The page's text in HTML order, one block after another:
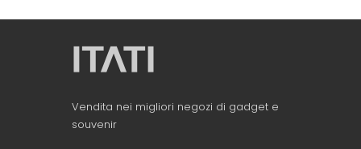
Vendita nei migliori negozi di gadget e
souvenir